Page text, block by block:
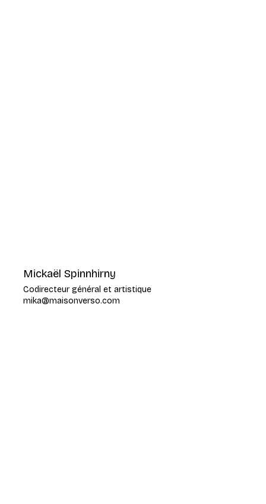
Mickaël Spinnhirny
Codirecteur général et artistique
mika@maisonverso.com